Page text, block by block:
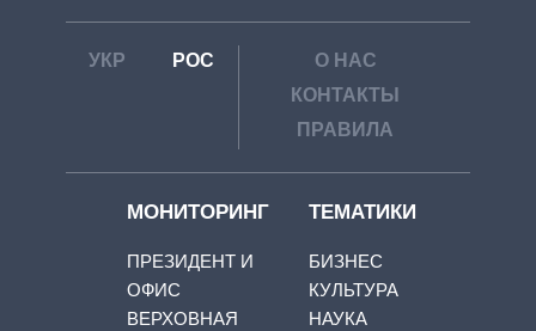
УКР РОС
О НАС
КОНТАКТЫ
ПРАВИЛА
МОНИТОРИНГ
ПРЕЗИДЕНТ И
ОФИС
ВЕРХОВНАЯ
ТЕМАТИКИ
БИЗНЕС
КУЛЬТУРА
НАУКА